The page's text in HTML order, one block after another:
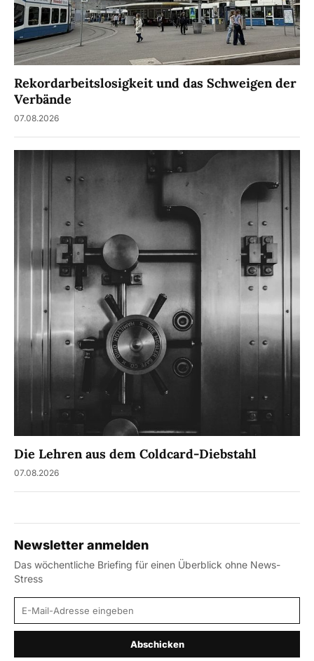
Rekordarbeitslosigkeit und das Schweigen der
Verbände
07.08.2026
Die Lehren aus dem Coldcard-Diebstahl
07.08.2026
Newsletter anmelden
Das wöchentliche Briefing für einen Überblick ohne News-
Stress
E-Mail-Adresse
Abschicken